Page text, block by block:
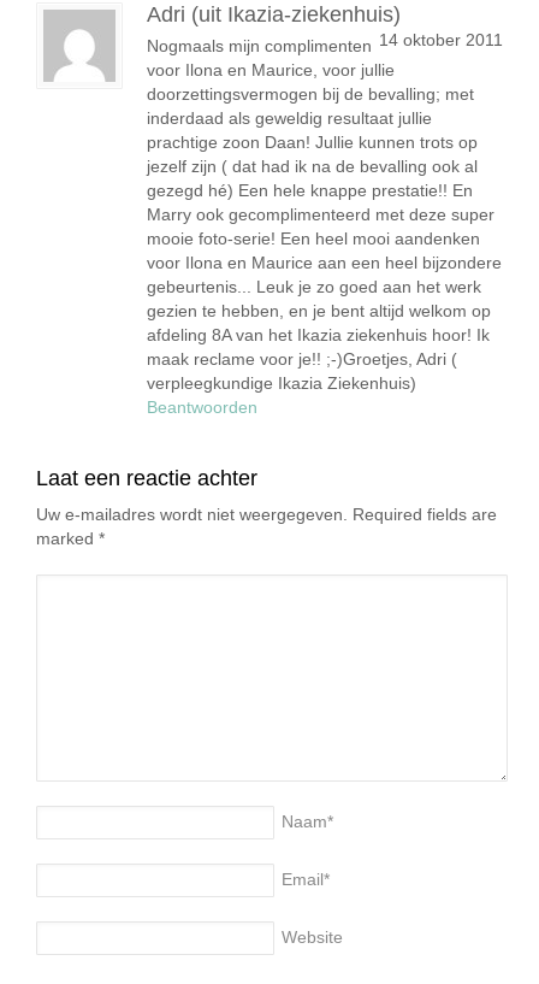
Adri (uit Ikazia-ziekenhuis)
14 oktober 2011
Nogmaals mijn complimenten
voor Ilona en Maurice, voor jullie
doorzettingsvermogen bij de bevalling; met
inderdaad als geweldig resultaat jullie
prachtige zoon Daan! Jullie kunnen trots op
jezelf zijn ( dat had ik na de bevalling ook al
gezegd hé) Een hele knappe prestatie!! En
Marry ook gecomplimenteerd met deze super
mooie foto-serie! Een heel mooi aandenken
voor Ilona en Maurice aan een heel bijzondere
gebeurtenis... Leuk je zo goed aan het werk
gezien te hebben, en je bent altijd welkom op
afdeling 8A van het Ikazia ziekenhuis hoor! Ik
maak reclame voor je!! ;-)Groetjes, Adri (
verpleegkundige Ikazia Ziekenhuis)
Beantwoorden
Laat een reactie achter
Uw e-mailadres wordt niet weergegeven. Required fields are
marked *
Naam*
Email*
Website